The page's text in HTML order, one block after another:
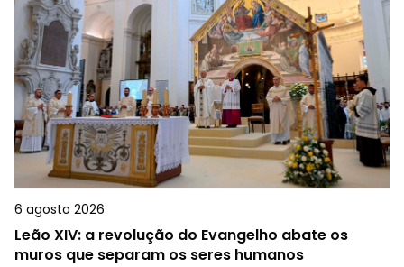
6 agosto 2026
Leão XIV: a revolução do Evangelho abate os
muros que separam os seres humanos